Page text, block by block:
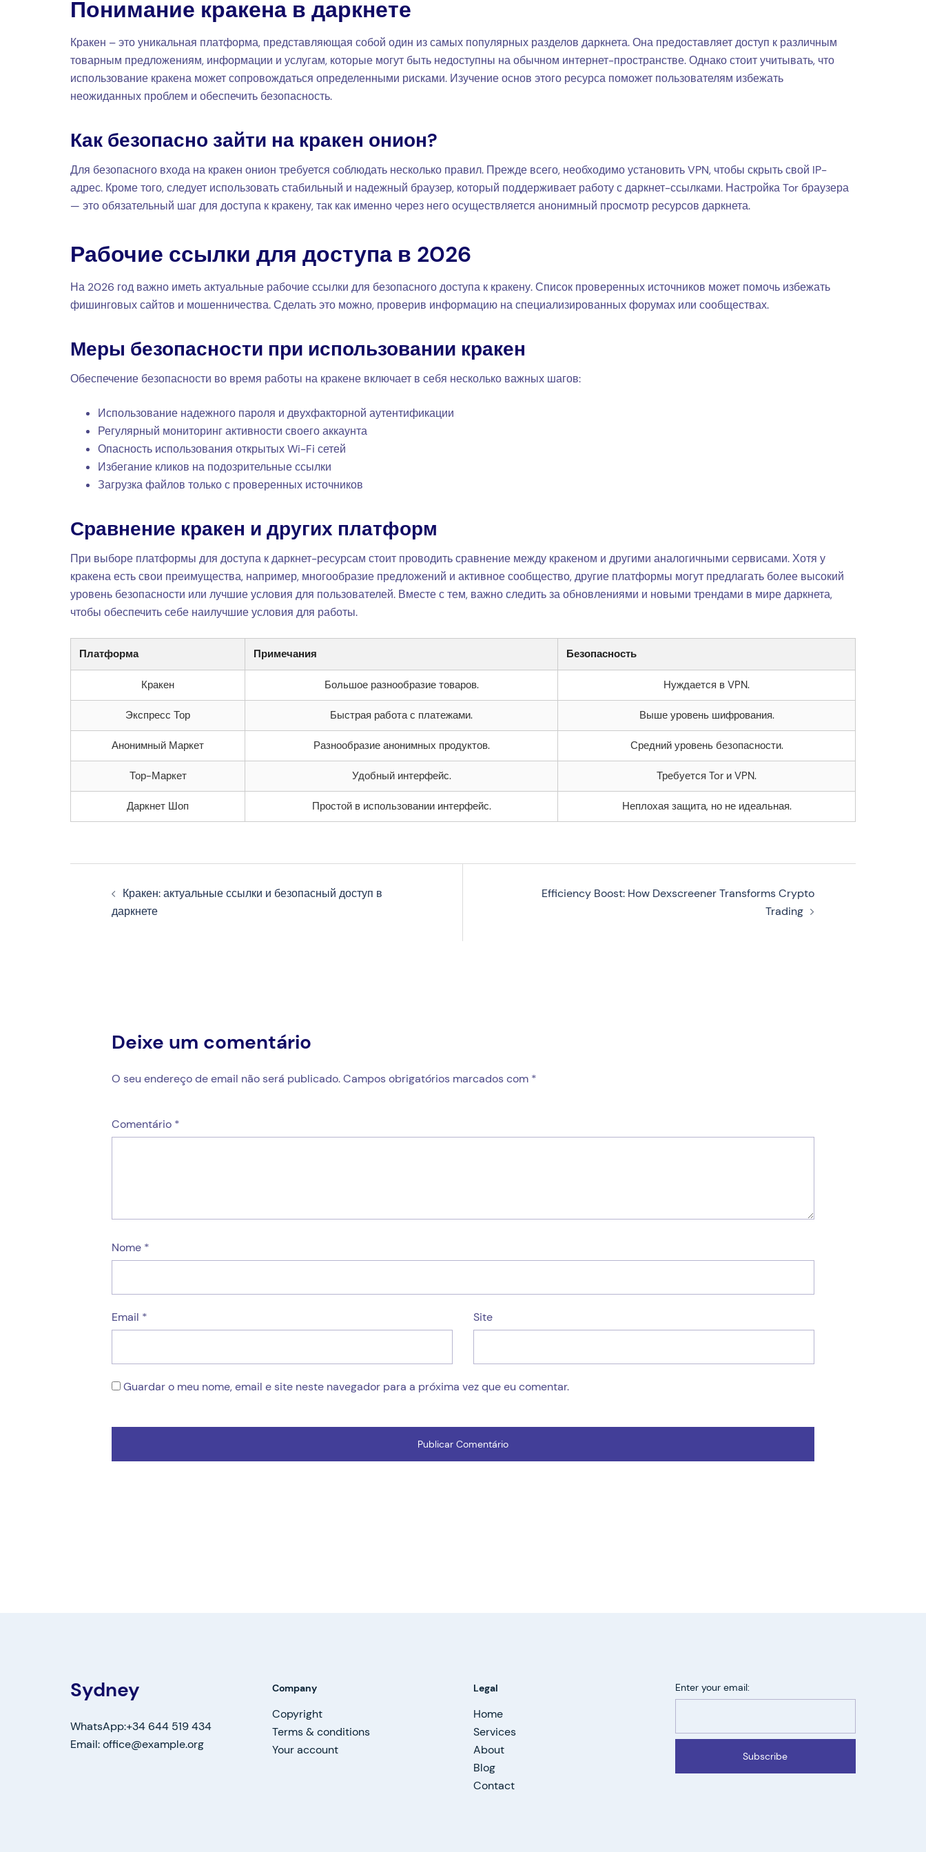
Понимание кракена в даркнете
Кракен – это уникальная платформа, представляющая собой один из самых популярных разделов даркнета. Она предоставляет доступ к различным
товарным предложениям, информации и услугам, которые могут быть недоступны на обычном интернет-пространстве. Однако стоит учитывать, что
использование кракена может сопровождаться определенными рисками. Изучение основ этого ресурса поможет пользователям избежать
неожиданных проблем и обеспечить безопасность.
Как безопасно зайти на кракен онион?
Для безопасного входа на кракен онион требуется соблюдать несколько правил. Прежде всего, необходимо установить VPN, чтобы скрыть свой IP-
адрес. Кроме того, следует использовать стабильный и надежный браузер, который поддерживает работу с даркнет-ссылками. Настройка Tor браузера
— это обязательный шаг для доступа к кракену, так как именно через него осуществляется анонимный просмотр ресурсов даркнета.
Рабочие ссылки для доступа в 2026
На 2026 год важно иметь актуальные рабочие ссылки для безопасного доступа к кракену. Список проверенных источников может помочь избежать
фишинговых сайтов и мошенничества. Сделать это можно, проверив информацию на специализированных форумах или сообществах.
Меры безопасности при использовании кракен
Обеспечение безопасности во время работы на кракене включает в себя несколько важных шагов:
Использование надежного пароля и двухфакторной аутентификации
Регулярный мониторинг активности своего аккаунта
Опасность использования открытых Wi-Fi сетей
Избегание кликов на подозрительные ссылки
Загрузка файлов только с проверенных источников
Сравнение кракен и других платформ
При выборе платформы для доступа к даркнет-ресурсам стоит проводить сравнение между кракеном и другими аналогичными сервисами. Хотя у
кракена есть свои преимущества, например, многообразие предложений и активное сообщество, другие платформы могут предлагать более высокий
уровень безопасности или лучшие условия для пользователей. Вместе с тем, важно следить за обновлениями и новыми трендами в мире даркнета,
чтобы обеспечить себе наилучшие условия для работы.
Платформа Примечания Безопасность
Кракен Большое разнообразие товаров. Нуждается в VPN.
Экспресс Тор Быстрая работа с платежами. Выше уровень шифрования.
Анонимный Маркет Разнообразие анонимных продуктов. Средний уровень безопасности.
Тор-Маркет Удобный интерфейс. Требуется Tor и VPN.
Даркнет Шоп Простой в использовании интерфейс. Неплохая защита, но не идеальная.
Кракен: актуальные ссылки и безопасный доступ в
даркнете
Efficiency Boost: How Dexscreener Transforms Crypto
Trading
Deixe um comentário
O seu endereço de email não será publicado.Campos obrigatórios marcados com *
Comentário *
Nome *
Email * Site
Guardar o meu nome, email e site neste navegador para a próxima vez que eu comentar.
Sydney
WhatsApp:+34 644 519 434
Email: office@example.org
Company
Copyright
Terms & conditions
Your account
Legal
Home
Services
About
Blog
Contact
Enter your email:
Subscribe